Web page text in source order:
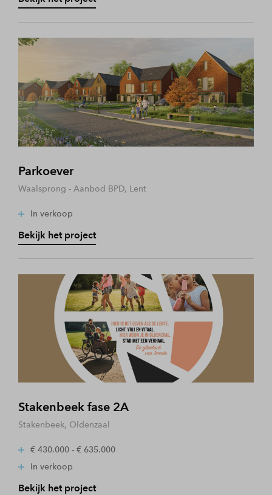
Parkoever
Waalsprong - Aanbod BPD, Lent
In verkoop
Bekijk het project
Stakenbeek fase 2A
Stakenbeek, Oldenzaal
€ 430.000 - € 635.000
In verkoop
Bekijk het project